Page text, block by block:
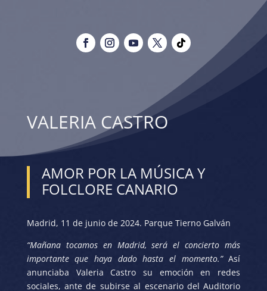
VALERIA CASTRO
AMOR POR LA MÚSICA Y
FOLCLORE CANARIO
Madrid, 11 de junio de 2024. Parque Tierno Galván
“Mañana tocamos en Madrid, será el concierto más
importante que haya dado hasta el momento.”Así
anunciaba Valeria Castro su emoción en redes
sociales, ante de subirse al escenario del Auditorio